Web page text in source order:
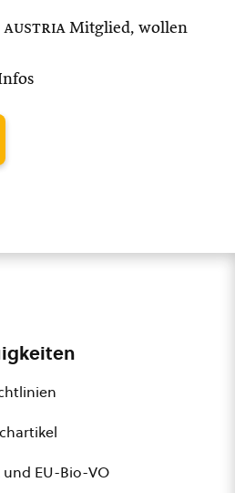
austria Mitglied, wollen
und EU-Bio-VO